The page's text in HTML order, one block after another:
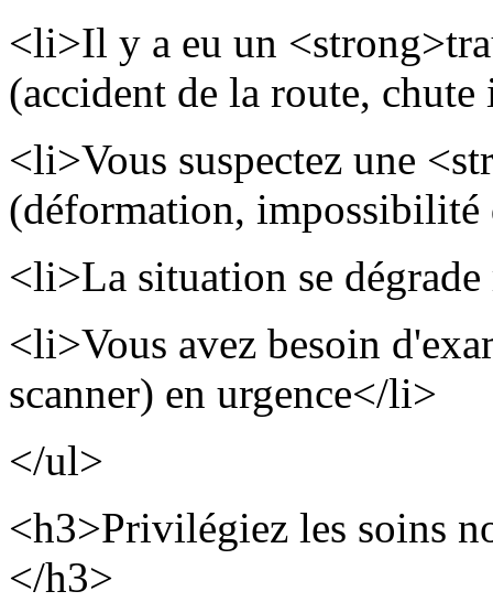
<li>Il y a eu un
(accident de la route,
<li>Vous suspectez une
(déformation,
<li>La situation se
<li>Vous avez besoin
scanner) en urgence</li>
</ul>
<h3>Privilégiez les soins
</h3>